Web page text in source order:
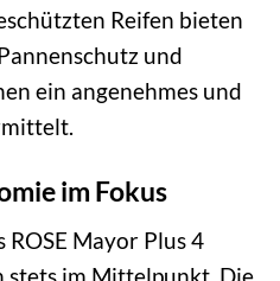
Reifen bieten
und
ein angenehmes und
im Fokus
Mayor Plus 4